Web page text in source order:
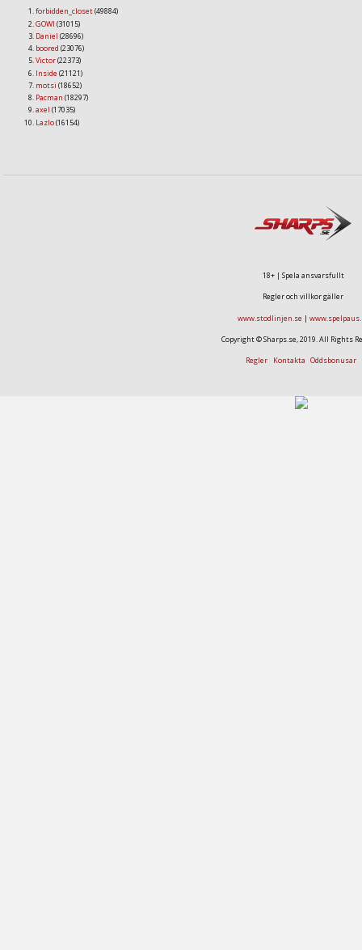
forbidden_closet(49884)
GOWI (31015)
Daniel (28696)
boored (23076)
Victor(22373)
Inside (21121)
motsi (18652)
Pacman (18297)
axel (17035)
Lazlo(16154)
18+ | Spela ansvarsfullt
Regler och villkor gäller
www.stodlinjen.se |
Copyright © Sharps.se, 2019. All Rights
Regler Kontakta Oddsbonusar